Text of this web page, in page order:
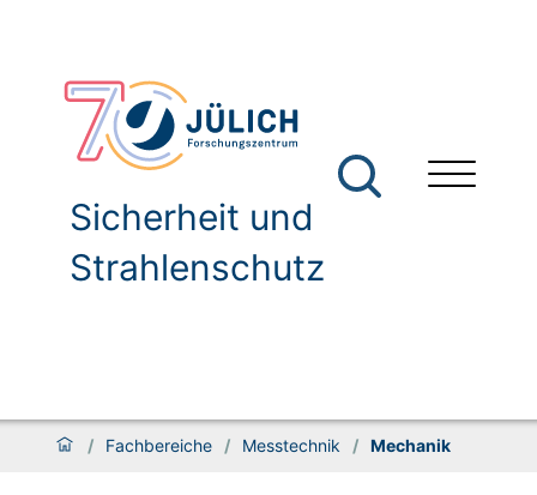
Sicherheit und
Strahlenschutz
/ Fachbereiche / Messtechnik / Mechanik